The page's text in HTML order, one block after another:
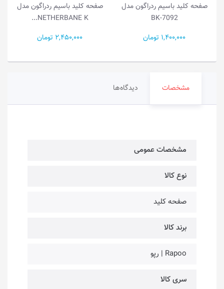
صفحه کلید باسیم ردراگون مدل
BK-7092
1,400,000 تومان
صفحه کلید باسیم ردراگون مدل
NETHERBANE K...
2,450,000 تومان
مشخصات دیدگاه‌ها
مشخصات عمومی
نوع کالا
صفحه کلید
برند کالا
Rapoo | رپو
سری کالا